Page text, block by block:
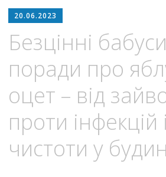
to
20.06.2023
Безцінні
поради про
оцет – від
проти інфекцій
чистоти у